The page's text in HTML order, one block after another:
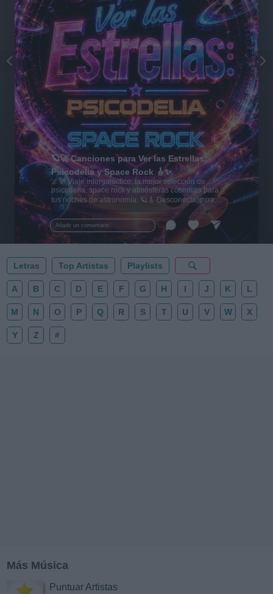
Añadir un comentario ...
🪐🚀 Canciones para Ver las Estrellas:
Psicodelia y Space Rock 🎸✨
🌌🚀 Viaje intergaláctico: la mejor selección de
psicodelia, space rock y atmósferas cósmicas para
tus noches de astronomía. 🪐🎸 Desconecta, mira
al firmamento y siente la gravedad cero. 💾 ¡Guarda
esta colección para tu próxima noche estrellada!
✨⭐
Letras Top Artistas Playlists
A B C D E F G H I J K L
M N O P Q R S T U V W X
Y Z #
Más Música
Puntuar Artistas